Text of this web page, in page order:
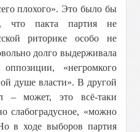
плохого». Это было бы
что пакта партия не
риторике особо не
долго выдерживала
«негромкого
душе власти». В другой
– может, это всё-таки
слабоградусное, «можно
в ходе выборов партия